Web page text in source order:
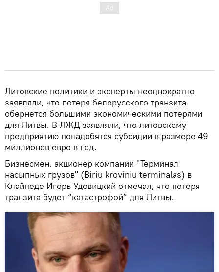
Литовские политики и эксперты неоднократно
заявляли, что потеря белорусского транзита
обернется большими экономическими потерями
для Литвы. В ЛЖД заявляли, что литовскому
предприятию понадобятся субсидии в размере 49
миллионов евро в год.
Бизнесмен, акционер компании "Терминал
насыпных грузов" (Biriu kroviniu terminalas) в
Клайпеде Игорь Удовицкий отмечал, что потеря
транзита будет “катастрофой” для Литвы.